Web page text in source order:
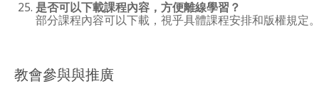
是否可以下載課程內容，方便離線學習？
部分課程內容可以下載，視乎具體課程安排和版權規定
教會參與與推廣